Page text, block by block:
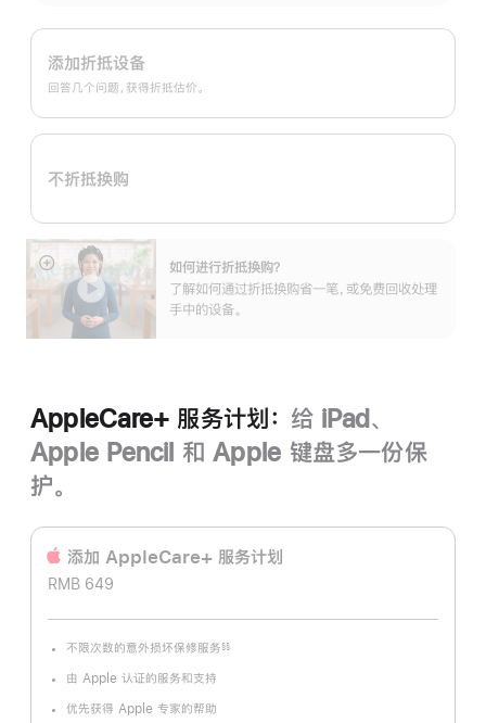
Apple
Trade
换
购
划：
添加折抵设备
回答几个问题，获得折抵估价。
不折抵换购
如何进行折抵换购？
了解如何通过折抵换购省一笔，或免费回收处理
手中的设备。
展
AppleCare+ 服务计划： 给 iPad、
Apple Pencil 和 Apple 键盘多一份保
护。
添加 AppleCare+ 服务计‍划
RMB 649
不限次数的意外损坏保修服务 §§
由 Apple 认证的服务和支持
优先获得 Apple 专家的帮助